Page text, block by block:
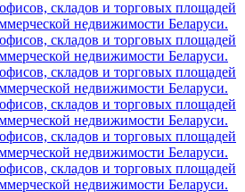
складов и торговых площадей
недвижимости Беларуси.
складов и торговых площадей
недвижимости Беларуси.
складов и торговых площадей
недвижимости Беларуси.
складов и торговых площадей
недвижимости Беларуси.
складов и торговых площадей
недвижимости Беларуси.
складов и торговых площадей
недвижимости Беларуси.